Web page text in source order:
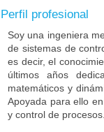
Perfil profesional
Soy una ingeniera
de sistemas de
es decir, el
últimos años
matemáticos y
Apoyada para ello
y control de